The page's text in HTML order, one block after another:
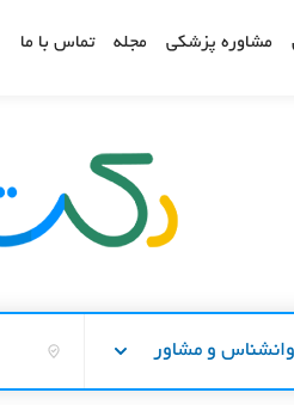
مشاوره پزشکی مجله تماس با ما
و مشاور